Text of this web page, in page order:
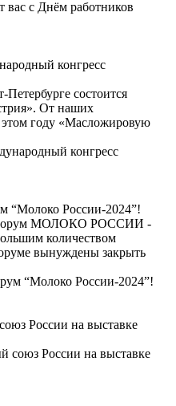
конгресс
Петербурге состоится
От наших
году «Масложировую
“Молоко России-2024”!
форум МОЛОКО РОССИИ -
количеством
вынуждены закрыть
России на выставке